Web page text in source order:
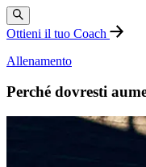
Ottieni il tuo Coach
Allenamento
Perché dovresti